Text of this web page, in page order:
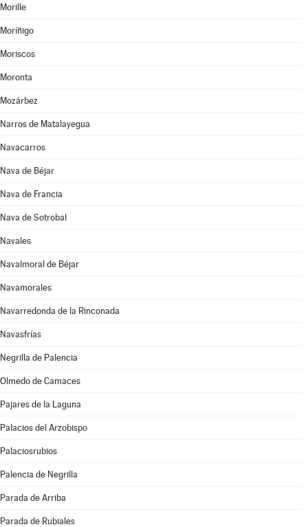
Morille
Moríñigo
Moriscos
Moronta
Mozárbez
Narros de Matalayegua
Navacarros
Nava de Béjar
Nava de Francia
Nava de Sotrobal
Navales
Navalmoral de Béjar
Navamorales
Navarredonda de la Rinconada
Navasfrías
Negrilla de Palencia
Olmedo de Camaces
Pajares de la Laguna
Palacios del Arzobispo
Palaciosrubios
Palencia de Negrilla
Parada de Arriba
Parada de Rubiales